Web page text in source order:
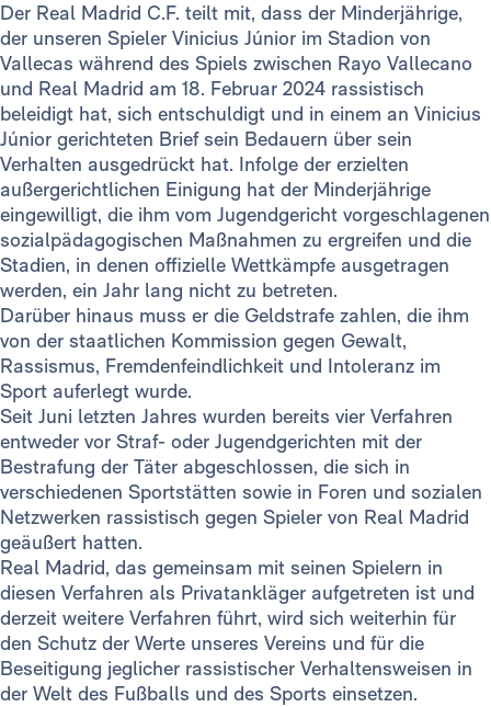
Der Real Madrid C.F. teilt mit, dass der Minderjährige,
der unseren Spieler Vinicius Júnior im Stadion von
Vallecas während des Spiels zwischen Rayo Vallecano
und Real Madrid am 18. Februar 2024 rassistisch
beleidigt hat, sich entschuldigt und in einem an Vinicius
Júnior gerichteten Brief sein Bedauern über sein
Verhalten ausgedrückt hat. Infolge der erzielten
außergerichtlichen Einigung hat der Minderjährige
eingewilligt, die ihm vom Jugendgericht vorgeschlagenen
sozialpädagogischen Maßnahmen zu ergreifen und die
Stadien, in denen offizielle Wettkämpfe ausgetragen
werden, ein Jahr lang nicht zu betreten.
Darüber hinaus muss er die Geldstrafe zahlen, die ihm
von der staatlichen Kommission gegen Gewalt,
Rassismus, Fremdenfeindlichkeit und Intoleranz im
Sport auferlegt wurde.
Seit Juni letzten Jahres wurden bereits vier Verfahren
entweder vor Straf- oder Jugendgerichten mit der
Bestrafung der Täter abgeschlossen, die sich in
verschiedenen Sportstätten sowie in Foren und sozialen
Netzwerken rassistisch gegen Spieler von Real Madrid
geäußert hatten.
Real Madrid, das gemeinsam mit seinen Spielern in
diesen Verfahren als Privatankläger aufgetreten ist und
derzeit weitere Verfahren führt, wird sich weiterhin für
den Schutz der Werte unseres Vereins und für die
Beseitigung jeglicher rassistischer Verhaltensweisen in
der Welt des Fußballs und des Sports einsetzen.